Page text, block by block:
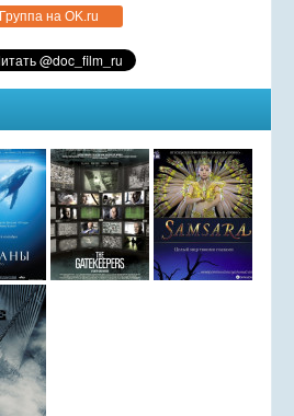
Группа на OK.ru